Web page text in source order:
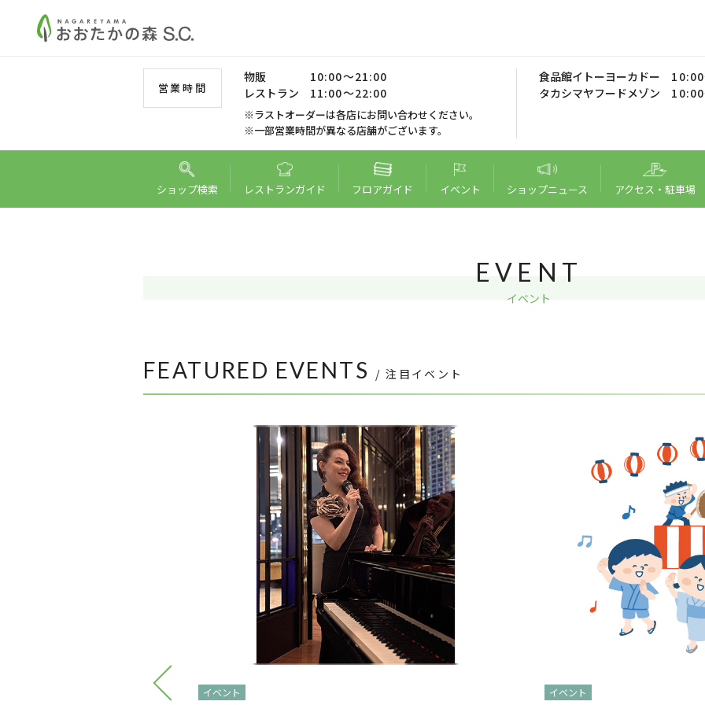
営業時間
物販
10:00～21:00
レストラン
11:00～22:00
※ラストオーダーは各店にお問い合わせください。
※一部営業時間が異なる店舗がございます。
食品館イトーヨーカドー
タカシマヤフードメゾン
ショップ検索 レストランガイド フロアガイド イベント ショップニュース アクセス・ 駐車場
EVENT
イベント
FEATURED EVENTS / 注目イベント
イベント イベント